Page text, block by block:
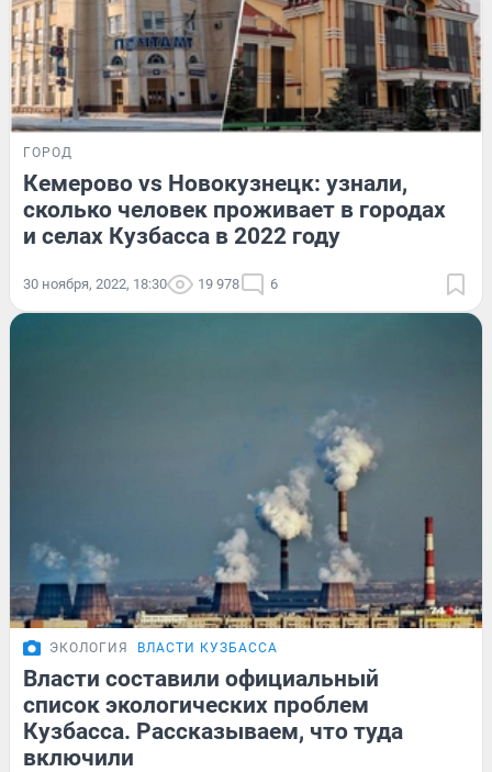
ГОРОД
Кемерово vs Новокузнецк: узнали,
сколько человек проживает в городах
и селах Кузбасса в 2022 году
30 ноября, 2022, 18:30 19 978 6
ЭКОЛОГИЯ ВЛАСТИ КУЗБАССА
Власти составили официальный
список экологических проблем
Кузбасса. Рассказываем, что туда
включили